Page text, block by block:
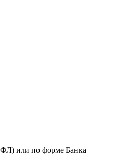
или по форме Банка